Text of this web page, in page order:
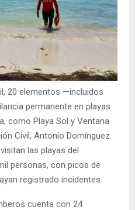
20 elementos —incluidos
permanente en playas
como Playa Sol y Ventana
Civil, Antonio Domínguez
las playas del
personas, con picos de
registrado incidentes.
cuenta con 24